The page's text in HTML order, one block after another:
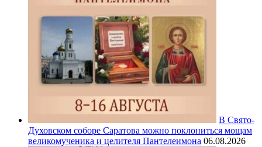
В Свято-
Духовском соборе Саратова можно поклониться мощам
великомученика и целителя Пантелеимона 06.08.2026